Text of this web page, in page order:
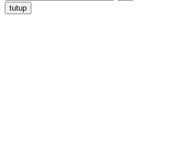
tutup